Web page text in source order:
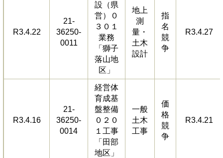
R3.4.22
21-
36250-
0011
設（県
営）０
３０１
業務
「獅子
落山地
区」
地上
測
量・
土木
設計
指
名
競
争
R3.4.27
R3.4.16
21-
36250-
0014
経営体
育成基
盤整備
０２０
１工事
「田部
地区」
一般
土木
工事
価
格
競
争
R3.4.21